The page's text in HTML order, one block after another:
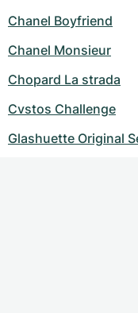
Chanel Boyfriend
Chanel Monsieur
Chopard La strada
Cvstos Challenge
Glashuette Original